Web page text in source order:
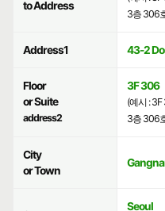
to Address
3층 306
Address1 43-2
Floor
or Suite
address2
3F 306
(예시 :
3층 306
City
or Town
Seoul